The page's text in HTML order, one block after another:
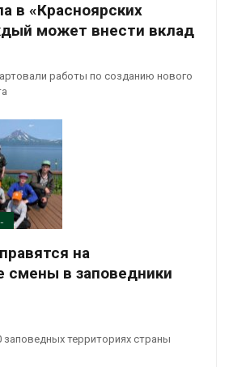
в «Красноярских
может внести вклад
работы по созданию нового
ЗАПОВЕДНЫЙ ДАЙДЖЕСТ
на
смены в заповедники
территориях страны